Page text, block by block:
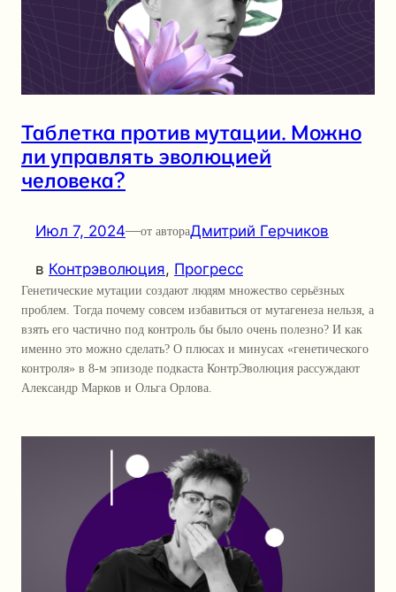
Таблетка против мутации. Можно
ли управлять эволюцией
человека?
Июл 7, 2024—от автораДмитрий Герчиков
в Контрэволюция, Прогресс
Генетические мутации создают людям множество серьёзных
проблем. Тогда почему совсем избавиться от мутагенеза нельзя, а
взять его частично под контроль бы было очень полезно? И как
именно это можно сделать? О плюсах и минусах «генетического
контроля» в 8-м эпизоде подкаста КонтрЭволюция рассуждают
Александр Марков и Ольга Орлова.